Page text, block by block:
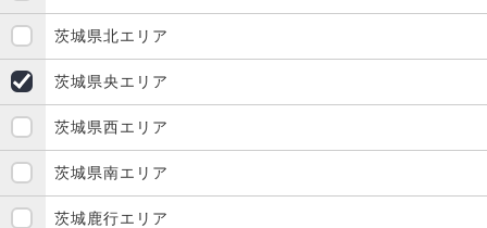
茨城県北エリア
茨城県央エリア
茨城県西エリア
茨城県南エリア
茨城鹿行エリア